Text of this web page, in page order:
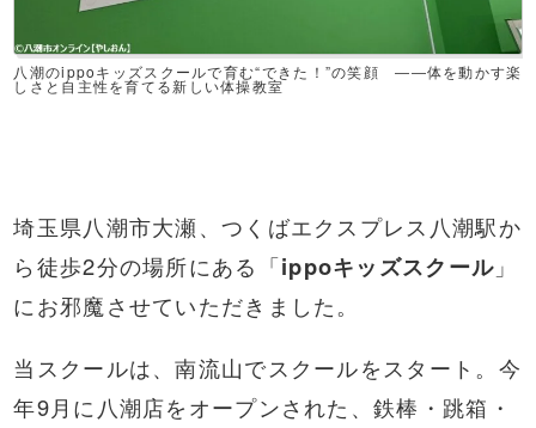
八潮のippoキッズスクールで育む“できた！”の笑顔 ――体を動かす楽
しさと自主性を育てる新しい体操教室
埼玉県八潮市大瀬、つくばエクスプレス八潮駅か
ら徒歩2分の場所にある「ippoキッズスクール 」
にお邪魔させていただきました。
当スクールは、南流山でスクールをスタート。今
年9月に八潮店をオープンされた、鉄棒・跳箱・